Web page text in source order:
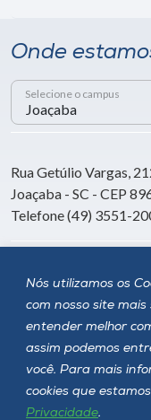
Nós utilizamos os
com nosso site
entender melhor
assim podemos
você. Para mais
cookies que
Privacidade.
Onde
Selecione o campus
Rua Getúlio Vargas,
Joaçaba - SC - CEP
Telefone (49) 3551-
Siga a